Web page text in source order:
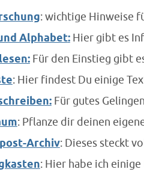
: wichtige Hinweise
Alphabet:Hier gibt es
Für den Einstieg gibt
: Hier findest Du einige
Für gutes
: Pflanze dir deinen
Archiv: Dieses steckt
: Hier habe ich